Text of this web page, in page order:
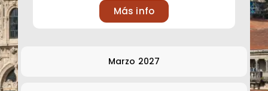
Marzo 2027
Más info